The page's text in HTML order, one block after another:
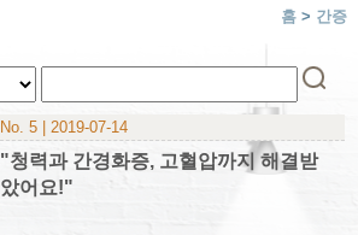
홈 > 간증
No. 5 | 2019-07-14
"청력과 간경화증, 고혈압까지 해결받
았어요!"